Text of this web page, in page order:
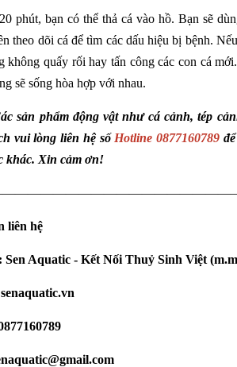
phút, bạn có thể thả cá vào hồ. Bạn sẽ
theo dõi cá để tìm các dấu hiệu bị bệnh.
không quấy rối hay tấn công các con cá
sẽ sống hòa hợp với nhau.
sản phẩm động vật như cá cảnh, tép
vui lòng liên hệ số Hotline 0877160789
khác. Xin cảm ơn!
liên hệ
Sen Aquatic - Kết Nối Thuỷ Sinh Việt (
senaquatic.vn